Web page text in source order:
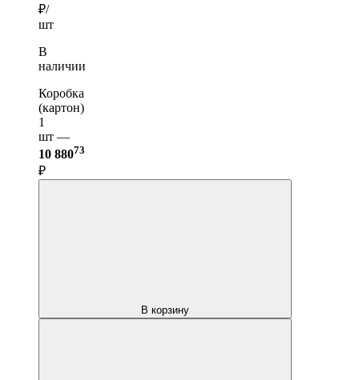
₽/
шт
В
наличии
Коробка
(картон)
1
шт —
10 88073
₽
В корзину